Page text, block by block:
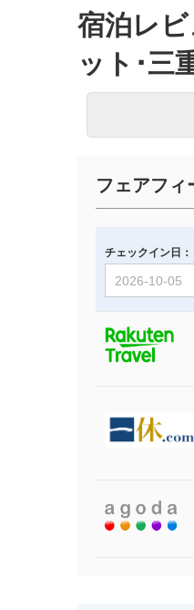
宿泊レ
ット･三
フェアフィ
チェックイン日：